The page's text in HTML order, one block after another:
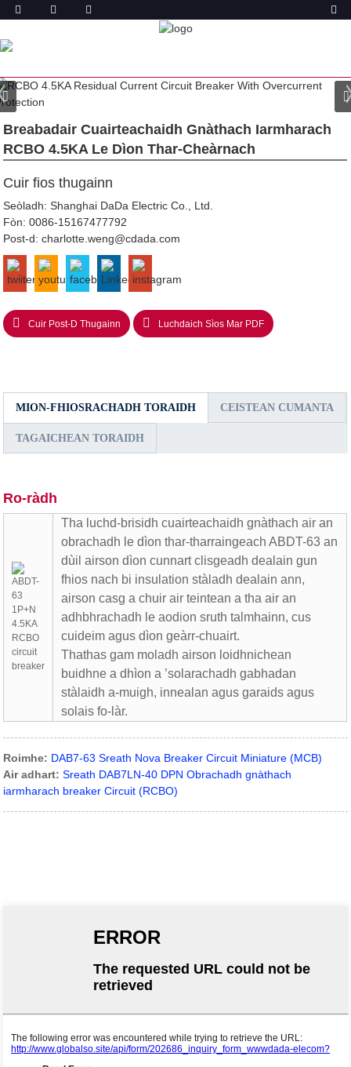
TORADH
Breabadair Cuairteachaidh Gnàthach Iarmharach
RCBO 4.5KA Le Dìon Thar-Cheàrnach
Cuir fios thugainn
Seòladh: Shanghai DaDa Electric Co., Ltd.
Fòn:0086-15167477792
Post-d:charlotte.weng@cdada.com
Cuir Post-D Thugainn Luchdaich Sìos Mar PDF
MION-FHIOSRACHADH TORAIDH CEISTEAN CUMANTA
TAGAICHEAN TORAIDH
Ro-ràdh
Tha luchd-brisidh cuairteachaidh gnàthach air an
obrachadh le dìon thar-tharraingeach ABDT-63 an
dùil airson dìon cunnart clisgeadh dealain gun
fhios nach bi insulation stàladh dealain ann,
airson casg a chuir air teintean a tha air an
adhbhrachadh le aodion sruth talmhainn, cus
cuideim agus dìon geàrr-chuairt.
Thathas gam moladh airson loidhnichean
buidhne a dhìon a ’solarachadh gabhadan
stàlaidh a-muigh, innealan agus garaids agus
solais fo-làr.
Roimhe: DAB7-63 Sreath Nova Breaker Circuit Miniature (MCB)
Air adhart: Sreath DAB7LN-40 DPN Obrachadh gnàthach
iarmharach breaker Circuit (RCBO)